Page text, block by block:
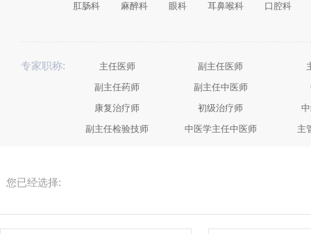
肛肠科 麻醉科 眼科 耳鼻喉科 口腔科
专家职称: 主任医师 副主任医师
副主任药师
副主任中医师
康复治疗师
初级治疗师
副主任检验技师
中医学主任中医师 主
您已经选择: